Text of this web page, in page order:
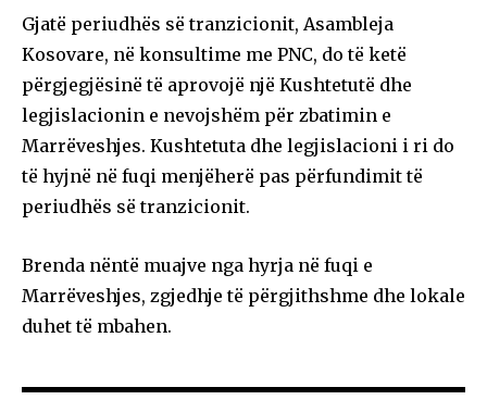
Gjatë periudhës së tranzicionit, Asambleja
Kosovare, në konsultime me PNC, do të ketë
përgjegjësinë të aprovojë një Kushtetutë dhe
legjislacionin e nevojshëm për zbatimin e
Marrëveshjes. Kushtetuta dhe legjislacioni i ri do
të hyjnë në fuqi menjëherë pas përfundimit të
periudhës së tranzicionit.
Brenda nëntë muajve nga hyrja në fuqi e
Marrëveshjes, zgjedhje të përgjithshme dhe lokale
duhet të mbahen.